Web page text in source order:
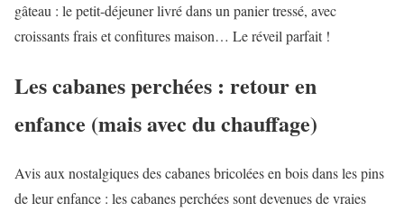
gâteau : le petit-déjeuner livré dans un panier tressé, avec
croissants frais et confitures maison… Le réveil parfait !
Les cabanes perchées : retour en
enfance (mais avec du chauffage)
Avis aux nostalgiques des cabanes bricolées en bois dans les pins
de leur enfance : les cabanes perchées sont devenues de vraies